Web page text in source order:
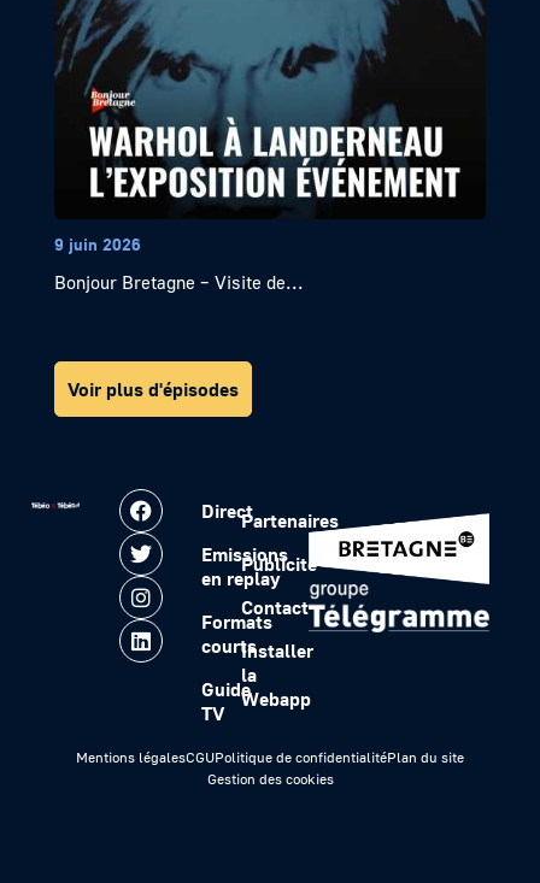
9 juin 2026
Bonjour Bretagne – Visite de...
Voir plus d'épisodes
Direct
Emissions
en replay
Formats
courts
Guide
TV
Partenaires
Publicité
Contact
Installer
la
Webapp
Mentions légalesCGUPolitique de confidentialitéPlan du site
Gestion des cookies